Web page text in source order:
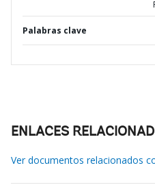
Palabras clave
ENLACES
Ver documentos relacionados